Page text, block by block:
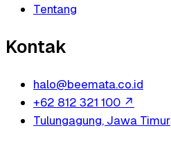
Tentang
Kontak
halo@beemata.co.id
+62 812 321 100 ↗
Tulungagung, Jawa Timur